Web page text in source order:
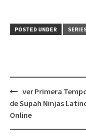
POSTED UNDER
Post
navigation
ver Primera
de Supah Ninjas
Online